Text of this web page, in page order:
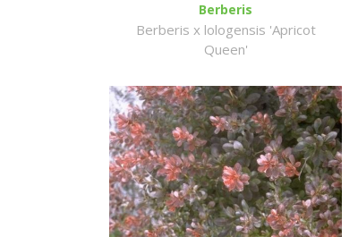
Berberis
Berberis x lologensis 'Apricot
Queen'